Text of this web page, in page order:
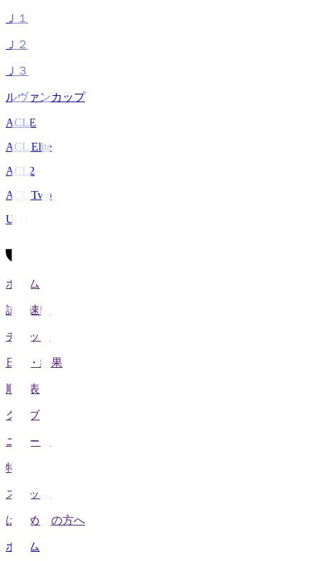
Ｊ１
Ｊ２
Ｊ３
ルヴァンカップ
ACLE
ACL Elite
ACL2
ACL Two
U-21
ホーム
試合速報
チケット
日程・結果
順位表
クラブ
ニュース
特集
スタッツ
はじめての方へ
ホーム